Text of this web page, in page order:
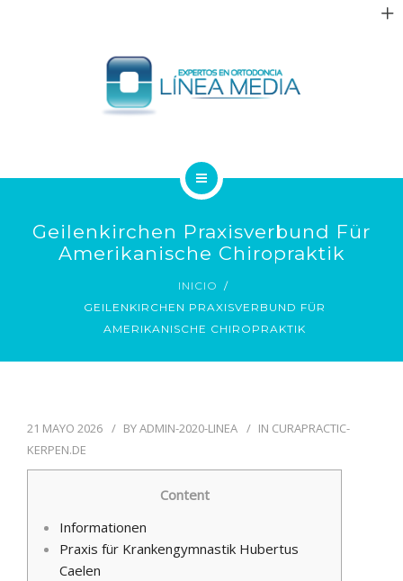
TRATAMIENTOS
PIDE TU CITA
Geilenkirchen Praxisverbund Für
Amerikanische Chiropraktik
INICIO
GEILENKIRCHEN PRAXISVERBUND FÜR
AMERIKANISCHE CHIROPRAKTIK
21 MAYO 2026 BYADMIN-2020-LINEA IN CURAPRACTIC-
KERPEN.DE
Content
Informationen
Praxis für Krankengymnastik Hubertus
Caelen